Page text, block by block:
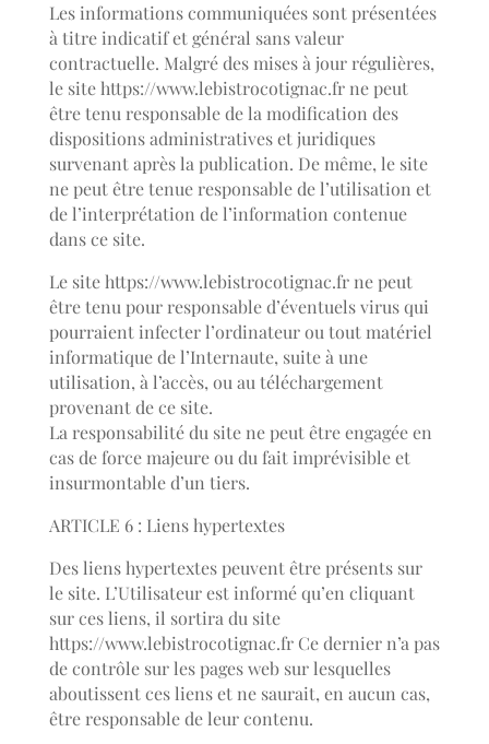
Les informations communiquées sont présentées
à titre indicatif et général sans valeur
contractuelle. Malgré des mises à jour régulières,
le site https://www.lebistrocotignac.fr ne peut
être tenu responsable de la modification des
dispositions administratives et juridiques
survenant après la publication. De même, le site
ne peut être tenue responsable de l’utilisation et
de l’interprétation de l’information contenue
dans ce site.
Le site https://www.lebistrocotignac.fr ne peut
être tenu pour responsable d’éventuels virus qui
pourraient infecter l’ordinateur ou tout matériel
informatique de l’Internaute, suite à une
utilisation, à l’accès, ou au téléchargement
provenant de ce site.
La responsabilité du site ne peut être engagée en
cas de force majeure ou du fait imprévisible et
insurmontable d’un tiers.
ARTICLE 6 : Liens hypertextes
Des liens hypertextes peuvent être présents sur
le site. L’Utilisateur est informé qu’en cliquant
sur ces liens, il sortira du site
https://www.lebistrocotignac.fr Ce dernier n’a pas
de contrôle sur les pages web sur lesquelles
aboutissent ces liens et ne saurait, en aucun cas,
être responsable de leur contenu.